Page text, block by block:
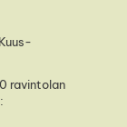
ravintolan